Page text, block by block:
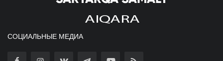
СОЦИАЛЬНЫЕ МЕДИА